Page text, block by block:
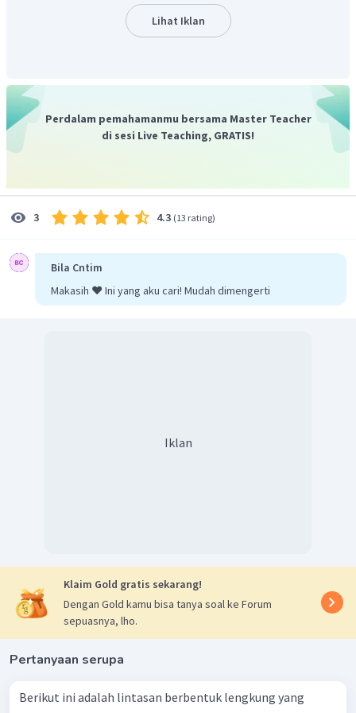
Lihat Iklan
Perdalam pemahamanmu bersama Master Teacher
di sesi Live Teaching, GRATIS!
3 4.3 (13 rating)
Bila Cntim
Makasih ❤️ Ini yang aku cari! Mudah dimengerti
Iklan
Klaim Gold gratis sekarang!
Dengan Gold kamu bisa tanya soal ke Forum
sepuasnya, lho.
Pertanyaan serupa
Berikut ini adalah lintasan berbentuk lengkung yang